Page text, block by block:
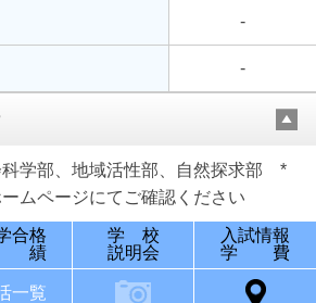
-
-
科学部、地域活性部、自然探求部 *
ムページにてご確認ください
合格
績
学 校
説明会
入試情報
学 費
一覧